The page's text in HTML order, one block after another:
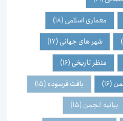
معماری اسلامی(18)
شهر های جهانی(17)
منظر تاریخی(16)
(16) بافت فرسوده(15)
بیانیه انجمن(15)